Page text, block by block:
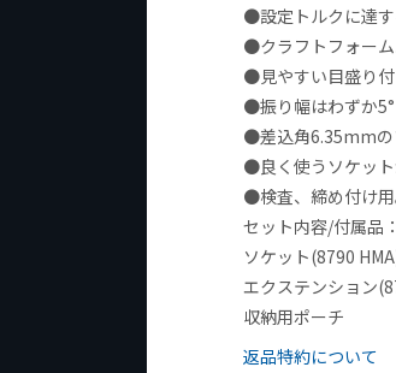
●設定トルクに達す
●クラフトフォーム
●見やすい目盛り付
●振り幅はわずか5°
●差込角6.35mmの
●良く使うソケット
●検査、締め付け用
セット内容/付属品：
ソケット(8790
エクステンション
収納用ポーチ
返品特約について